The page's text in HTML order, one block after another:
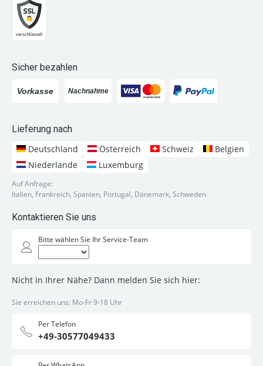
Sicher bezahlen
Lieferung nach
Deutschland
Österreich Schweiz
Belgien
Niederlande
Luxemburg
Auf Anfrage:
Italien, Frankreich, Spanien, Portugal, Dänemark, Schweden
Kontaktieren Sie uns
Bitte wählen Sie Ihr Service-Team
Nicht in Ihrer Nähe? Dann melden Sie sich hier:
Sie erreichen uns: Mo-Fr 9-18 Uhr
Per Telefon
+49-30577049433